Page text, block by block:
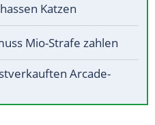
Katzen
Mio-Strafe zahlen
Arcade-